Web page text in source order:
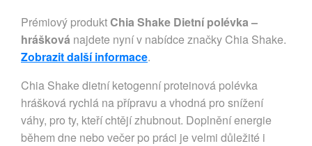
Prémiový produktChia Shake Dietní polévka –
hrášková najdete nyní v nabídce značky Chia Shake.
Zobrazit další informace.
Chia Shake dietní ketogenní proteinová polévka
hrášková rychlá na přípravu a vhodná pro snížení
váhy, pro ty, kteří chtějí zhubnout. Doplnění energie
během dne nebo večer po práci je velmi důležité i